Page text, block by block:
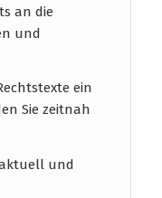
an die
und
ein
Sie zeitnah
und